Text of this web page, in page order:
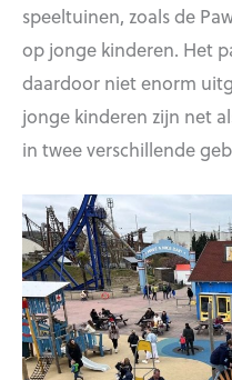
speeltuinen, zoals de
op jonge kinderen. Het
daardoor niet enorm
jonge kinderen zijn net
in twee verschillende